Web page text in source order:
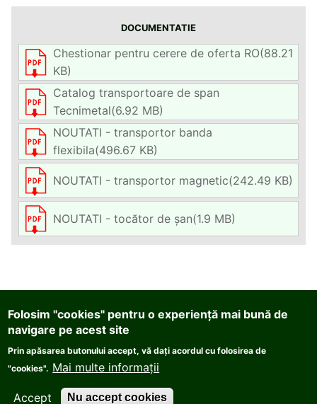
DOCUMENTATIE
Chestionar pentru cerere de oferta RO(88.21
KB)
Catalog transportoare de span
Tecnimetal(6.92 MB)
NOUTATI - transportor banda
flexibila(496.67 KB)
NOUTATI - transportor magnetic(242.49 KB)
NOUTATI - tocător de șan(1.9 MB)
PATRASCU & GANE ENGINEERING COMPANY S.R.L.
str. Dreptății nr.79B, Sector 6, Bucuresti, cod
060883
Telefon:0040.21.222.9540
Data ultimei actualizări a site-ului:
Folosim "cookies" pentru o experiență mai bună de
navigare pe acest site
Prin apăsarea butonului accept, vă dați acordul cu folosirea de
"cookies". Mai multe informații
Accept Nu accept cookies